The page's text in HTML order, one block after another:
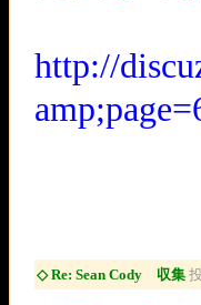
http://
◇ Re: Sean Cody 収集